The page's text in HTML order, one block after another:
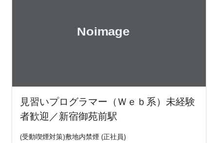
見習いプログラマー（Ｗｅｂ系）未経験
者歓迎／新宿御苑前駅
(受動喫煙対策)敷地内禁煙 (正社員)